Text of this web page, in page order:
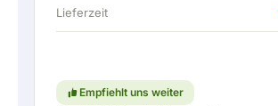
können. Natürlich absolut top.
großgeschrieben werden. Weiter so!
Lieferzeit
Empfiehlt uns weiter